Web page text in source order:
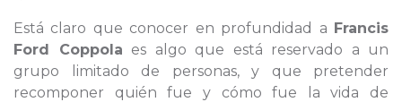
Está claro que conocer en profundidad a Francis
Ford Coppola es algo que está reservado a un
grupo limitado de personas, y que pretender
recomponer quién fue y cómo fue la vida de